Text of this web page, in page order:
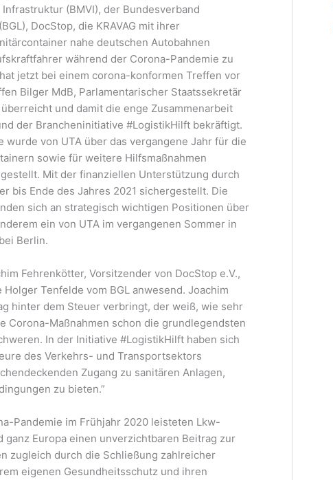
(BMVI), der Bundesverband
DocStop, die KRAVAG mit ihrer
nahe deutschen Autobahnen
während der Corona-Pandemie zu
jetzt bei einem corona-konformen Treffen vor
Bilger MdB, Parlamentarischer Staatssekretär
und damit die enge Zusammenarbeit
der Brancheninitiative #LogistikHilft bekräftigt.
von UTA über das vergangene Jahr für die
sowie für weitere Hilfsmaßnahmen
Mit der finanziellen Unterstützung durch
bis Ende des Jahres 2021 sichergestellt. Die
sich an strategisch wichtigen Positionen über
ein von UTA im vergangenen Sommer in
Berlin.
Fehrenkötter, Vorsitzender von DocStop e.V.,
Tenfelde vom BGL anwesend. Joachim
hinter dem Steuer verbringt, der weiß, wie sehr
Corona-Maßnahmen schon die grundlegendsten
In der Initiative #LogistikHilft haben sich
des Verkehrs- und Transportsektors
Zugang zu sanitären Anlagen,
zu bieten.”
Pandemie im Frühjahr 2020 leisteten Lkw-
Europa einen unverzichtbaren Beitrag zur
zugleich durch die Schließung zahlreicher
eigenen Gesundheitsschutz und ihren